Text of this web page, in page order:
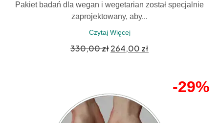
Pakiet badań dla wegan i wegetarian został specjalnie
zaprojektowany, aby...
Czytaj Więcej
330,00zł264,00 zł
-29%